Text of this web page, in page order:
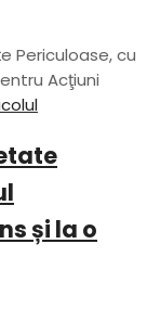
Periculoase, cu
Acţiuni
și la o